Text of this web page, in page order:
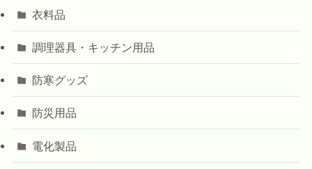
衣料品
調理器具・キッチン用品
防寒グッズ
防災用品
電化製品